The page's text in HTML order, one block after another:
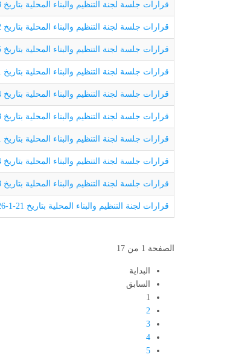
قرارات جلسة لجنة التنظيم والبناء المحلية بتاريخ 8-4-2026
قرارات جلسة لجنة التنظيم والبناء المحلية بتاريخ 2-4-2026
قرارات جلسة لجنة التنظيم والبناء المحلية بتاريخ 25-3-2026
قرارات جلسة لجنة التنظيم والبناء المحلية بتاريخ 11-3-2026
قرارات جلسة لجنة التنظيم والبناء المحلية بتاريخ 4-3-2026
قرارات جلسة لجنة التنظيم والبناء المحلية بتاريخ 18-2-2026
قرارات جلسة لجنة التنظيم والبناء المحلية بتاريخ 11-2-2026
قرارات جلسة لجنة التنظيم والبناء المحلية بتاريخ 4-2-2026
قرارات جلسة لجنة التنظيم والبناء المحلية بتاريخ 28-1-2026
قرارات لجنة التنظيم والبناء المحلية بتاريخ 21-1-2026
الصفحة 1 من 17
البداية
السابق
1
2
3
4
5